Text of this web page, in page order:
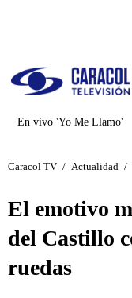
En vivo 'Yo Me Llamo'
Caracol TV / Actualidad /
El emotivo
del Castillo
ruedas